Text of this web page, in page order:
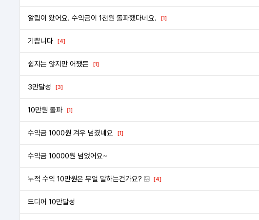
알림이 왔어요. 수익금이 1천원 돌파했다네요. [1]
기쁩니다 [4]
쉽지는 않지만 어쨌든 [1]
3만달성 [3]
10만원 돌파 [1]
수익금 1000원 겨우 넘겼네요 [1]
수익금 10000원 넘었어요~
누적 수익 10만원은 무얼 말하는건가요? [4]
드디어 10만달성